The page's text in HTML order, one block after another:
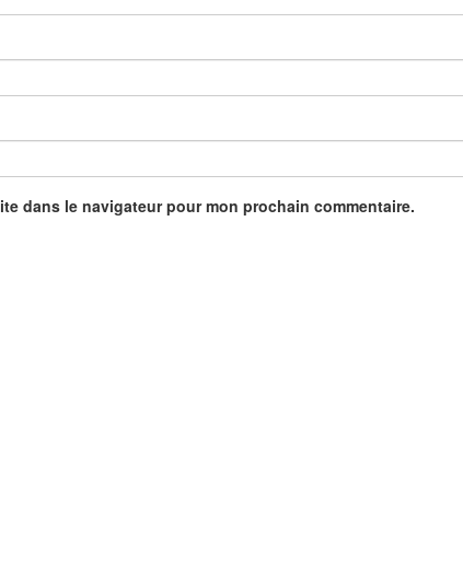
dans le navigateur pour mon prochain commentaire.